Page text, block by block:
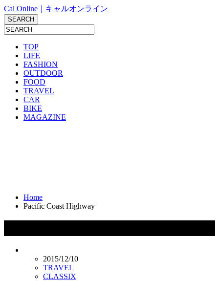
Cal Online｜キャルオンライン
TOP
LIFE
FASHION
OUTDOOR
FOOD
TRAVEL
CAR
BIKE
MAGAZINE
Home
Pacific Coast Highway
2015/12/10
TRAVEL
CLASSIX